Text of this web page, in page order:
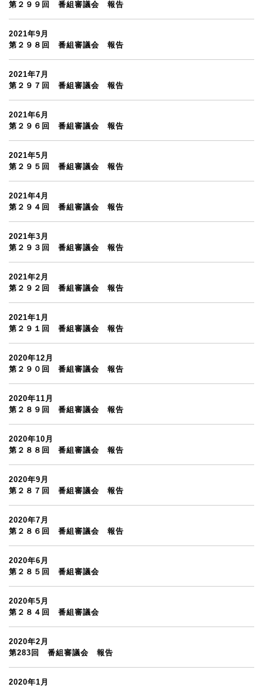
第２９９回 番組審議会 報告
2021年9月
第２９８回 番組審議会 報告
2021年7月
第２９７回 番組審議会 報告
2021年6月
第２９６回 番組審議会 報告
2021年5月
第２９５回 番組審議会 報告
2021年4月
第２９４回 番組審議会 報告
2021年3月
第２９３回 番組審議会 報告
2021年2月
第２９２回 番組審議会 報告
2021年1月
第２９１回 番組審議会 報告
2020年12月
第２９０回 番組審議会 報告
2020年11月
第２８９回 番組審議会 報告
2020年10月
第２８８回 番組審議会 報告
2020年9月
第２８７回 番組審議会 報告
2020年7月
第２８６回 番組審議会 報告
2020年6月
第２８５回 番組審議会
2020年5月
第２８４回 番組審議会
2020年2月
第283回 番組審議会 報告
2020年1月